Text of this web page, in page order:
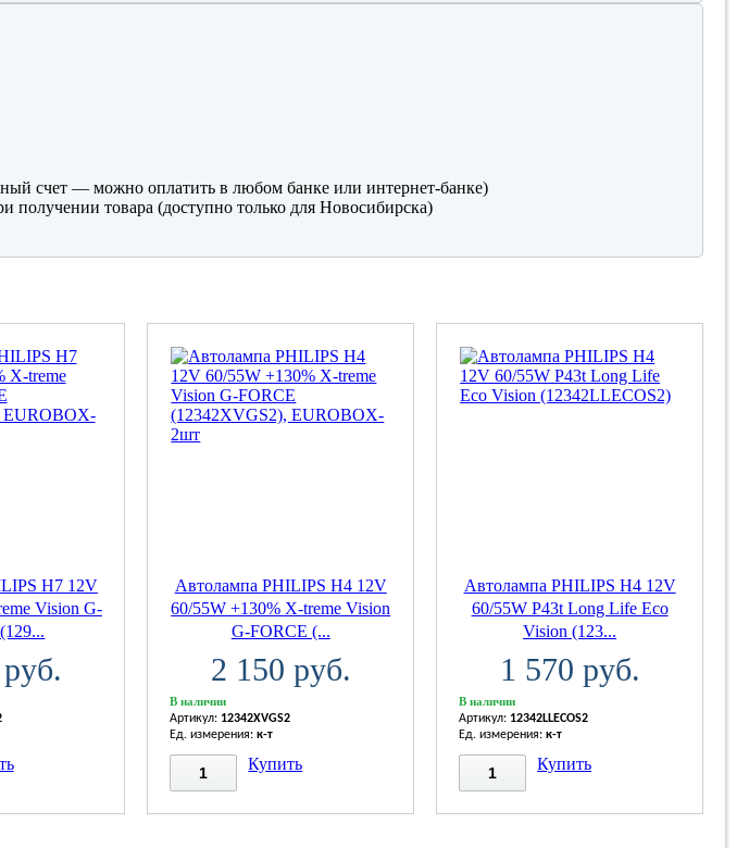
счет — можно оплатить в любом банке или интернет-банке)
получении товара (доступно только для Новосибирска)
H7 12V
Vision G-
Автолампа PHILIPS H4 12V
60/55W +130% X-treme Vision
G-FORCE (...
2 150 руб.
В наличии
Артикул: 12342XVGS2
Ед. измерения:к-т
Купить
Автолампа PHILIPS H4 12V
60/55W P43t Long Life Eco
Vision (123...
1 570 руб.
В наличии
Артикул: 12342LLECOS2
Ед. измерения:к-т
Купить